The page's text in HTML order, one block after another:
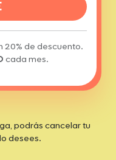
20% de descuento.
cada mes.
podrás cancelar tu
desees.